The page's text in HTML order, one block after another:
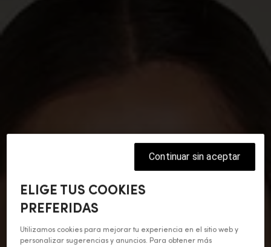
ELIGE TUS COOKIES
PREFERIDAS
Utilizamos cookies para mejorar tu experiencia en el sitio web y
personalizar sugerencias y anuncios. Para obtener más
Continuar sin aceptar